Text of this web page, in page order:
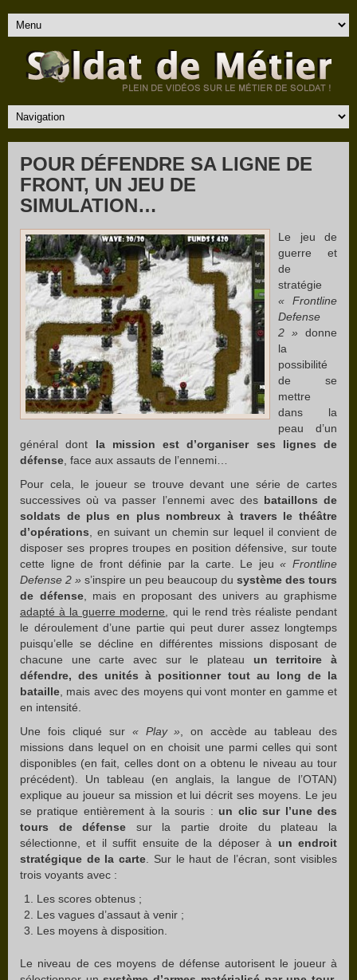
POUR DÉFENDRE SA LIGNE DE
FRONT, UN JEU DE
SIMULATION…
Le jeu de
guerre et
de
stratégie
« Frontline
Defense
2 » donne
la
possibilité
de se
mettre
dans la
peau d’un
général dont la mission est d’organiser ses lignes de
défense , face aux assauts de l’ennemi…
Pour cela, le joueur se trouve devant une série de cartes
successives où va passer l’ennemi avec des bataillons de
soldats de plus en plus nombreux à travers le théâtre
d’opérations , en suivant un chemin sur lequel il convient de
disposer ses propres troupes en position défensive, sur toute
cette ligne de front définie par la carte. Le jeu« Frontline
Defense 2 » s’inspire un peu beaucoup du système des tours
de défense, mais en proposant des univers au graphisme
adapté à la guerre moderne , qui le rend très réaliste pendant
le déroulement d’une partie qui peut durer assez longtemps
puisqu’elle se décline en différentes missions disposant de
chacune une carte avec sur le plateau un territoire à
défendre, des unités à positionner tout au long de la
bataille , mais avec des moyens qui vont monter en gamme et
en intensité.
Une fois cliqué sur « Play » , on accède au tableau des
missions dans lequel on en choisit une parmi celles qui sont
disponibles (en fait, celles dont on a obtenu le niveau au tour
précédent). Un tableau (en anglais, la langue de l’OTAN)
explique au joueur sa mission et lui décrit ses moyens. Le jeu
se pratique entièrement à la souris : un clic sur l’une des
tours de défense sur la partie droite du plateau la
sélectionne, et il suffit ensuite de la déposer à un endroit
stratégique de la carte . Sur le haut de l’écran, sont visibles
trois voyants avec :
Les scores obtenus ;
Les vagues d’assaut à venir ;
Les moyens à disposition.
Le niveau de ces moyens de défense autorisent le joueur à